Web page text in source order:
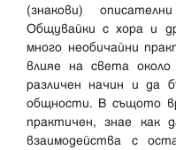
(знакови)
Общувайки с хора и
много необичайни
влияе на света
различен начин и да
общности. В същото
практичен, знае как
взаимодейства с